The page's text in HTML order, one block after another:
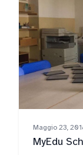
Maggio 23,
MyEdu